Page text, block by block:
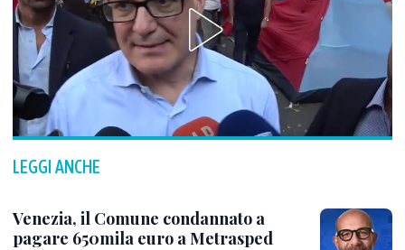
LEGGI ANCHE
Venezia, il Comune condannato a
pagare 650mila euro a Metrasped